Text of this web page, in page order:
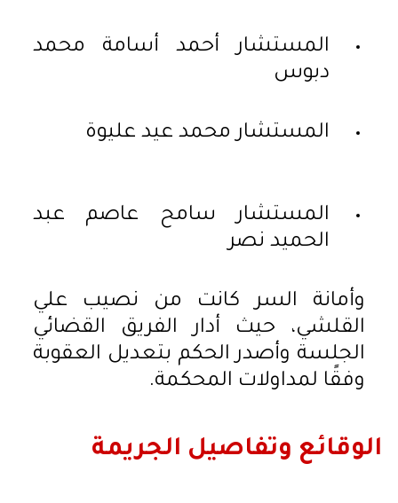
المستشار أحمد أسامة محمد
دبوس
المستشار محمد عيد عليوة
المستشار سامح عاصم عبد
الحميد نصر
وأمانة السر كانت من نصيب علي
القلشي، حيث أدار الفريق القضائي
الجلسة وأصدر الحكم بتعديل العقوبة
وفقًا لمداولات المحكمة.
الوقائع وتفاصيل الجريمة